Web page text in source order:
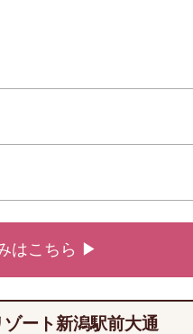
はこちら ▶
ート新潟駅前大通